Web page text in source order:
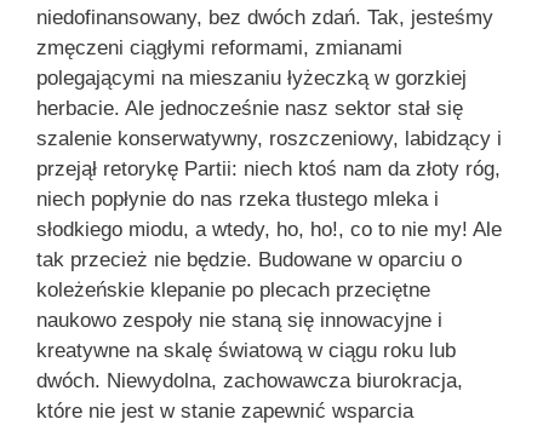
niedofinansowany, bez dwóch zdań. Tak, jesteśmy
zmęczeni ciągłymi reformami, zmianami
polegającymi na mieszaniu łyżeczką w gorzkiej
herbacie. Ale jednocześnie nasz sektor stał się
szalenie konserwatywny, roszczeniowy, labidzący i
przejął retorykę Partii: niech ktoś nam da złoty róg,
niech popłynie do nas rzeka tłustego mleka i
słodkiego miodu, a wtedy, ho, ho!, co to nie my! Ale
tak przecież nie będzie. Budowane w oparciu o
koleżeńskie klepanie po plecach przeciętne
naukowo zespoły nie staną się innowacyjne i
kreatywne na skalę światową w ciągu roku lub
dwóch. Niewydolna, zachowawcza biurokracja,
które nie jest w stanie zapewnić wsparcia